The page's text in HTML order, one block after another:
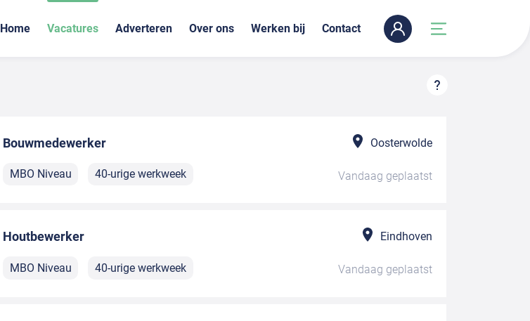
Home Vacatures Adverteren Over ons Werken bij Contact
Bouwmedewerker Oosterwolde
MBO Niveau 40-urige werkweek Vandaag geplaatst
Houtbewerker Eindhoven
MBO Niveau 40-urige werkweek Vandaag geplaatst